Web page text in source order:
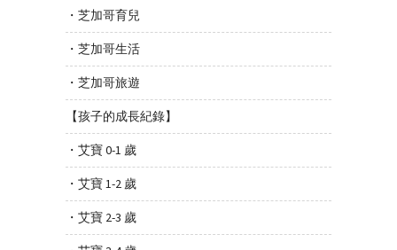
・芝加哥育兒
・芝加哥生活
・芝加哥旅遊
【孩子的成長紀錄】
・艾寶 0-1 歲
・艾寶 1-2 歲
・艾寶 2-3 歲